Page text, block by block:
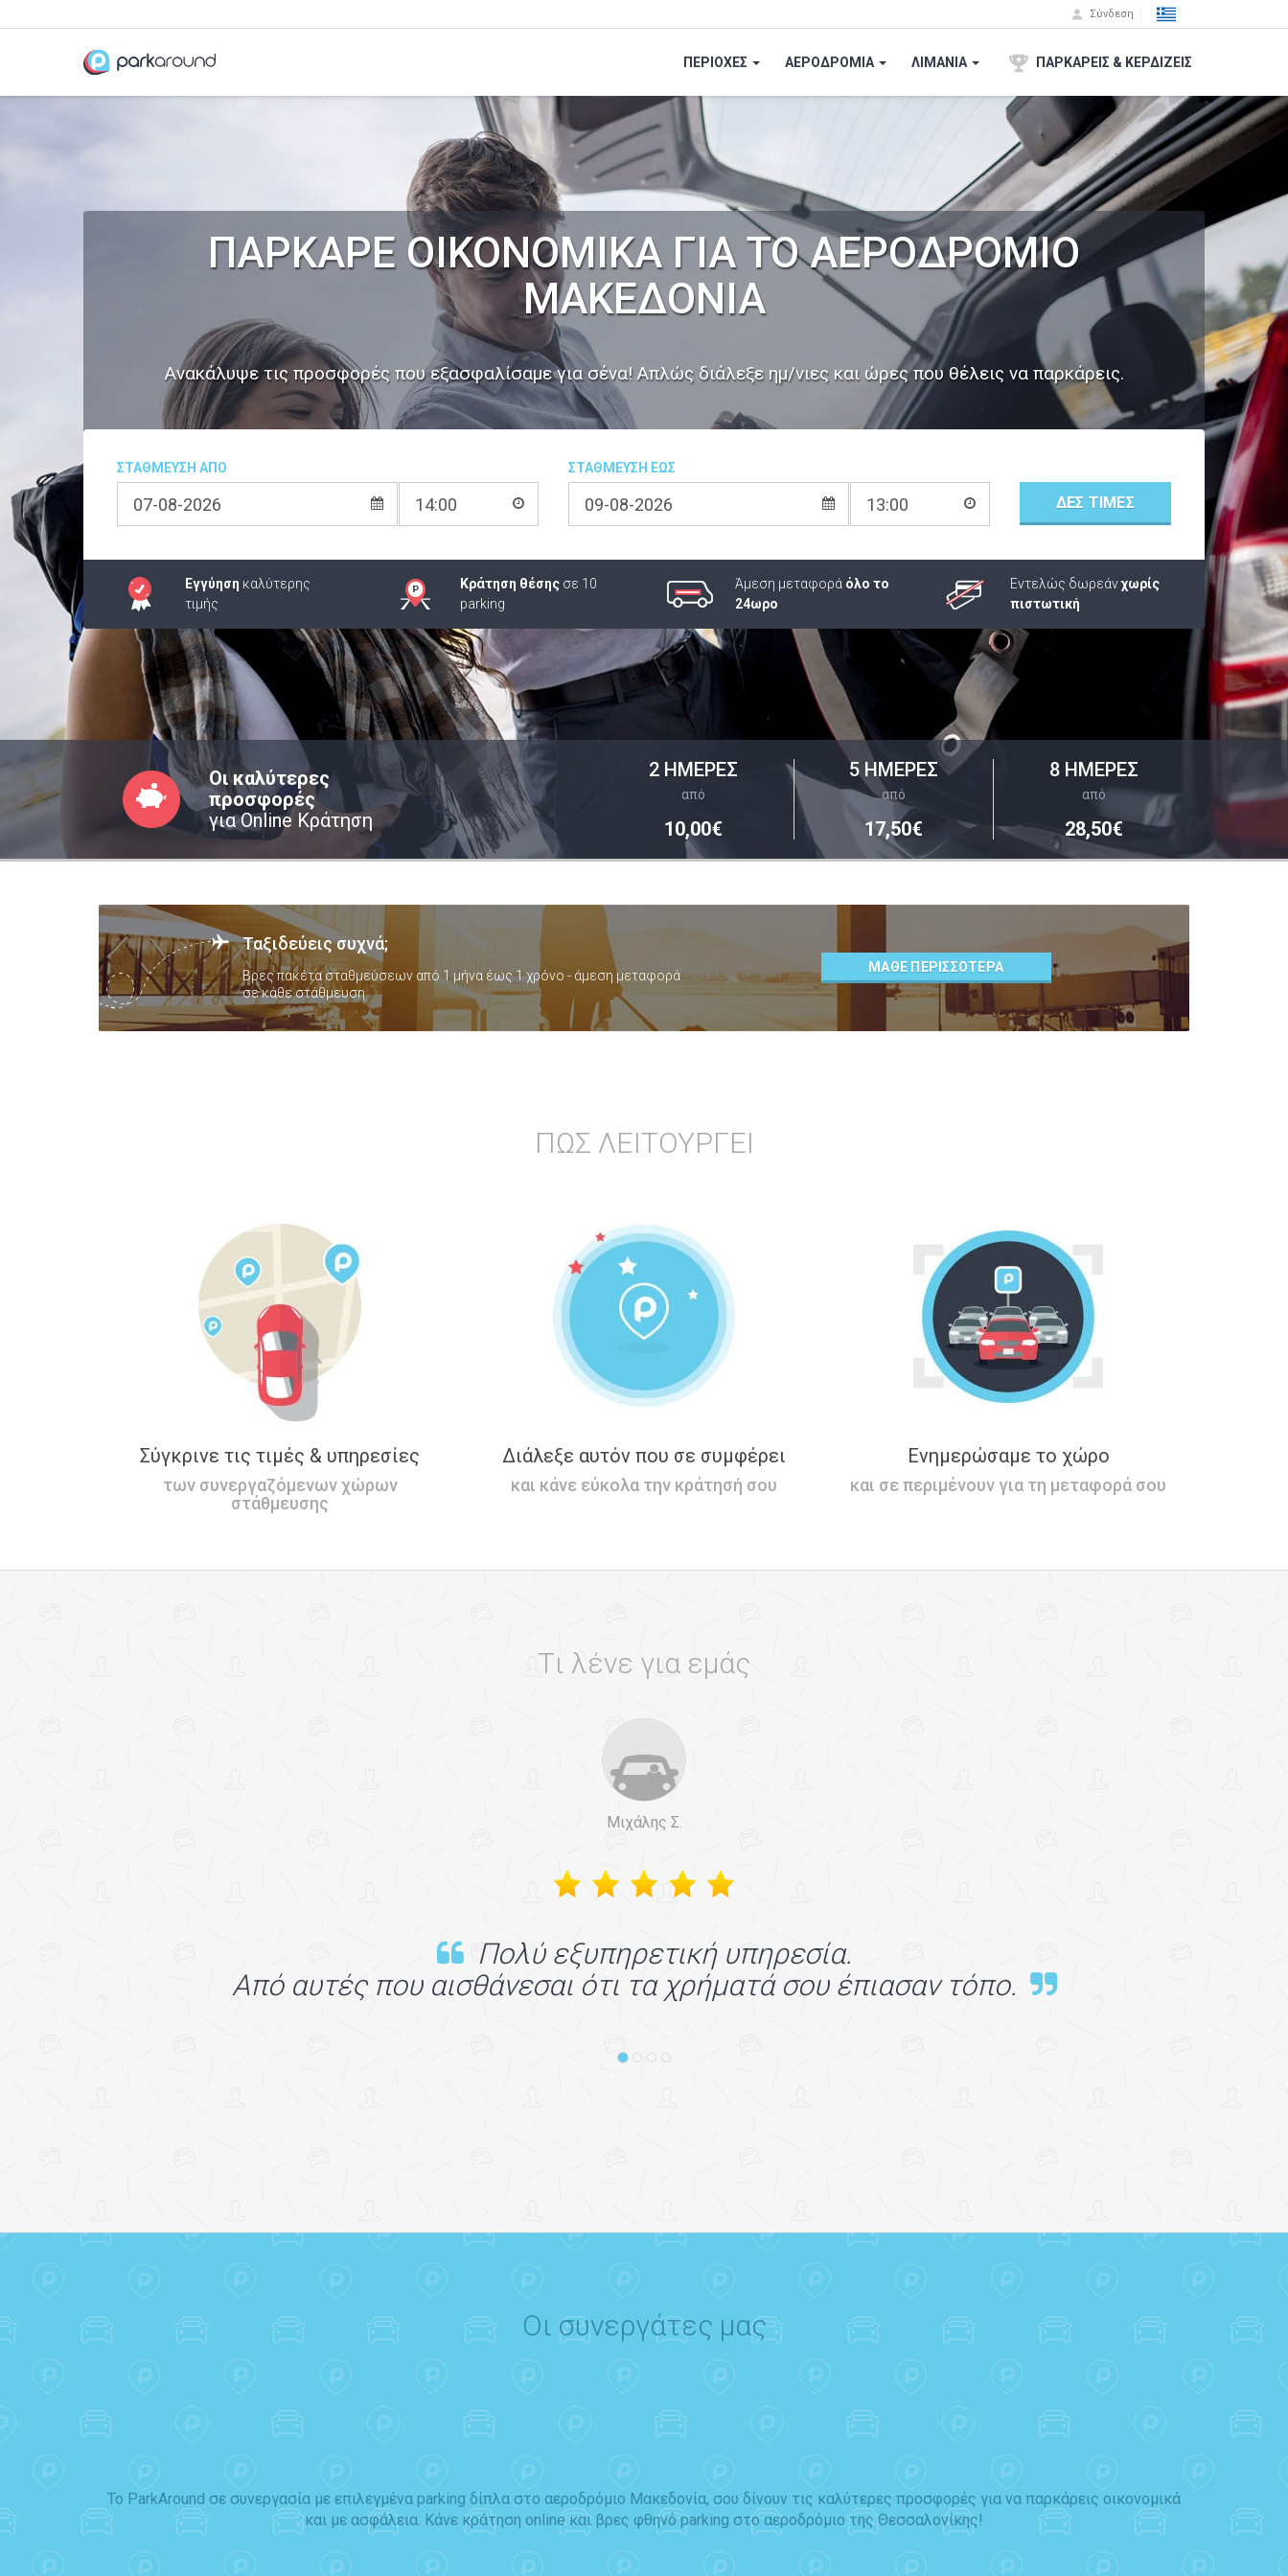
Σύνδεση
ΠΕΡΙΟΧΕΣ ΑΕΡΟΔΡΟΜΙA ΛΙΜΑΝΙΑ ΠΑΡΚΑΡΕΙΣ & ΚΕΡΔΙΖΕΙΣ
ΠΑΡΚΑΡΕ ΟΙΚΟΝΟΜΙΚΑ ΓΙΑ ΤΟ ΑΕΡΟΔΡΟΜΙΟ
ΜΑΚΕΔΟΝΙΑ
Ανακάλυψε τις προσφορές που εξασφαλίσαμε για σένα! Απλώς διάλεξε ημ/νιες και ώρες που θέλεις να παρκάρεις.
ΣΤΑΘΜΕΥΣΗ ΑΠΟ ΣΤΑΘΜΕΥΣΗ ΕΩΣ
ΔΕΣ ΤΙΜΕΣ
Εγγύηση καλύτερης
τιμής
Κράτηση θέσης σε 10
parking
Άμεση μεταφορά όλο το
24ωρο
Εντελώς δωρεάνχωρίς
πιστωτική
Οι καλύτερες
προσφορές
για Online Κράτηση
2 ΗΜΕΡΕΣ
από
10,00€
5 ΗΜΕΡΕΣ
από
17,50€
8 ΗΜΕΡΕΣ
από
28,50€
Ταξιδεύεις συχνά;
Βρες πακέτα σταθμεύσεων από 1 μήνα έως 1 χρόνο - άμεση μεταφορά
σε κάθε στάθμευση
ΜΑΘΕ ΠΕΡΙΣΣΟΤΕΡΑ
ΠΩΣ ΛΕΙΤΟΥΡΓΕΙ
Σύγκρινε τις τιμές & υπηρεσίες
των συνεργαζόμενων χώρων
στάθμευσης
Διάλεξε αυτόν που σε συμφέρει
και κάνε εύκολα την κράτησή σου
Ενημερώσαμε το χώρο
και σε περιμένουν για τη μεταφορά σου
Tι λένε για εμάς
Μιχάλης Σ.
Πολύ εξυπηρετική υπηρεσία.
Από αυτές που αισθάνεσαι ότι τα χρήματά σου έπιασαν τόπο.
Οι συνεργάτες μας
Το ParkAround σε συνεργασία με επιλεγμένα parking δίπλα στο αεροδρόμιο Μακεδονία, σου δίνουν τις καλύτερες προσφορές για να παρκάρεις οικονομικά
και με ασφάλεια. Κάνε κράτηση online και βρες φθηνό parking στο αεροδρόμιο της Θεσσαλονίκης!